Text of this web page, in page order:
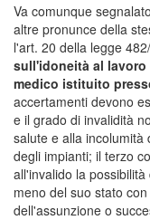
Va comunque
altre pronunce della
l'art. 20 della legge
sull'idoneità al
medico istituito
accertamenti devono
e il grado di invalidità
salute e alla incolumità
degli impianti; il terzo
all'invalido la
meno del suo stato
dell'assunzione o